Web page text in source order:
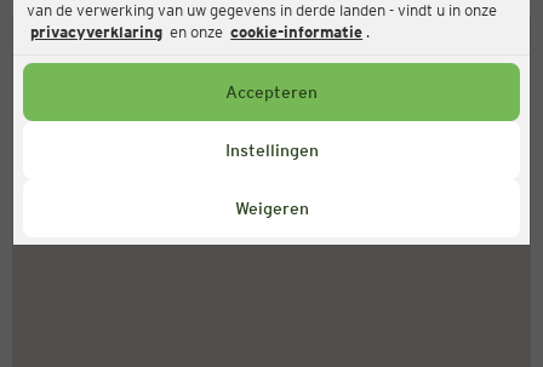
van de verwerking van uw gegevens in derde landen - vindt u in onze
privacyverklaring en onze cookie-informatie .
Accepteren
Instellingen
Weigeren